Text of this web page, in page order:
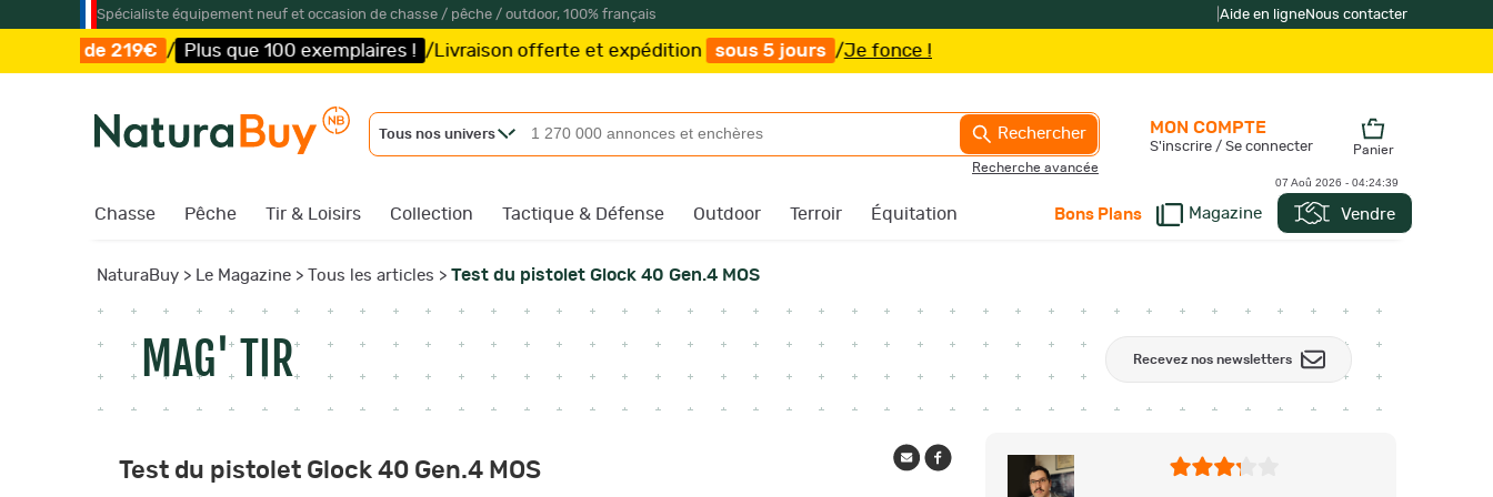
Spécialiste équipement neuf et occasion de chasse / pêche / outdoor, 100% français Aide en ligneNous contacter
Plus que 100 exemplaires ! /Livraison offerte et expédition sous 5 jours /Je fonce !
Tous nos univers Rechercher
Recherche avancée
Chasse Pêche Tir & Loisirs Collection Tactique & Défense Outdoor Terroir Équitation Bons Plans Magazine Vendre
MON COMPTE
S'inscrire / Se connecter Panier
07 Aoû 2026 - 04:24:40
NaturaBuy > Le Magazine > Tous les articles > Test du pistolet Glock 40 Gen.4 MOS
MAG' TIR Recevez nos newsletters
Test du pistolet Glock 40 Gen.4 MOS